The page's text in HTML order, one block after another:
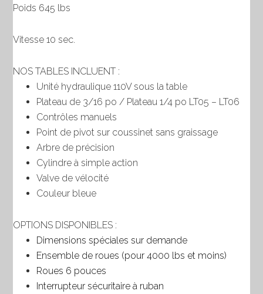
Poids 645 lbs
Vitesse 10 sec.
NOS TABLES INCLUENT :
Unité hydraulique 110V sous la table
Plateau de 3/16 po / Plateau 1/4 po LT05 – LT06
Contrôles manuels
Point de pivot sur coussinet sans graissage
Arbre de précision
Cylindre à simple action
Valve de vélocité
Couleur bleue
OPTIONS DISPONIBLES :
Dimensions spéciales sur demande
Ensemble de roues (pour 4000 lbs et moins)
Roues 6 pouces
Interrupteur sécuritaire à ruban